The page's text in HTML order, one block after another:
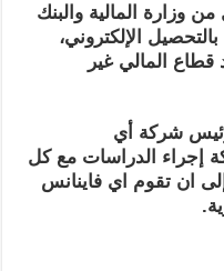
وزارة المالية والبنك
الإلكتروني،
المالي غير
شركة أي
إجراء الدراسات مع كل
ان تقوم اي فاينانس